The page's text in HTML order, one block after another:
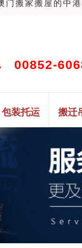
门搬家搬屋的
00852-
包装托运 搬迁